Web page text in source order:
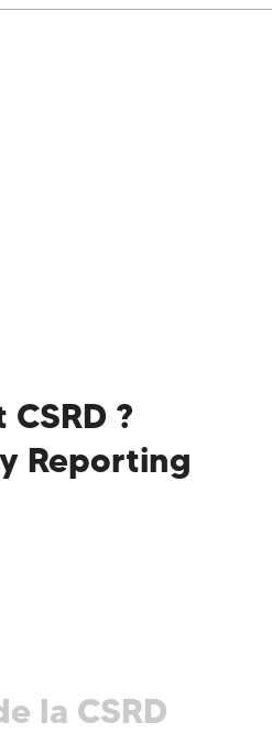
?
Reporting
la CSRD